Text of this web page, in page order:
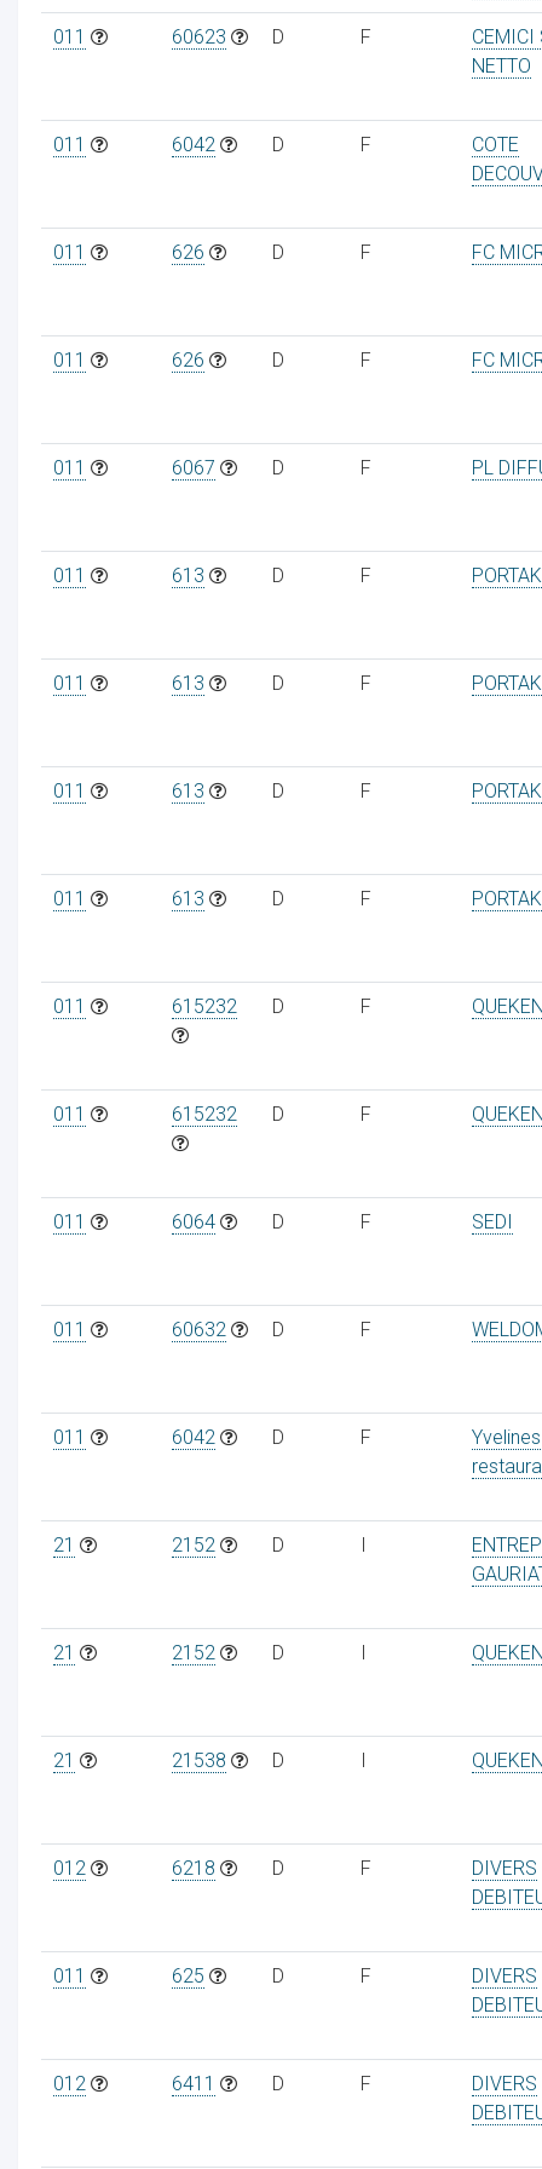
011 60623 D F
CEMICI
NETTO
011 6042 D F
COTE
011 626 D F FC
011 626 D F FC
011 6067 D F PL
011 613 D F
011 613 D F
011 613 D F
011 613 D F
011 615232 D F
011 615232 D F
011 6064 D F SEDI
011 60632 D F
011 6042 D F
Yvelines
21 2152 D I
21 2152 D I
21 21538 D I
012 6218 D F
DIVERS
011 625 D F
DIVERS
012 6411 D F
DIVERS